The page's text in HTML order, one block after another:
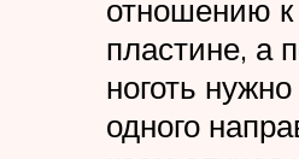
отношению к
пластине, а
ноготь
одного